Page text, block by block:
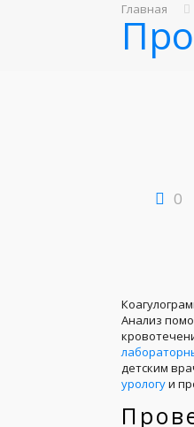
Главная
0
Анализ
детским
урологуи